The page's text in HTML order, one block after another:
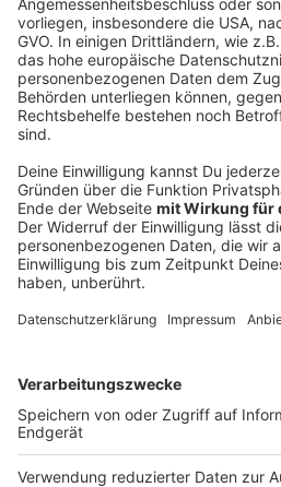
Für die noch zu errichtende
Baukörper direkt am Hansaring
Fertigteile angefahren. Nach
Hochbauarbeiten in wenigen
vor allem um den Innenausbau.
Anzeige
Das Mega-Projekt ist vor
gestartet. So lange ist es
Stroetmann-Gruppe das
hat.